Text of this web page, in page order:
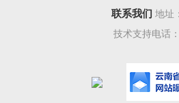
联系我们 地址
技术支持电话